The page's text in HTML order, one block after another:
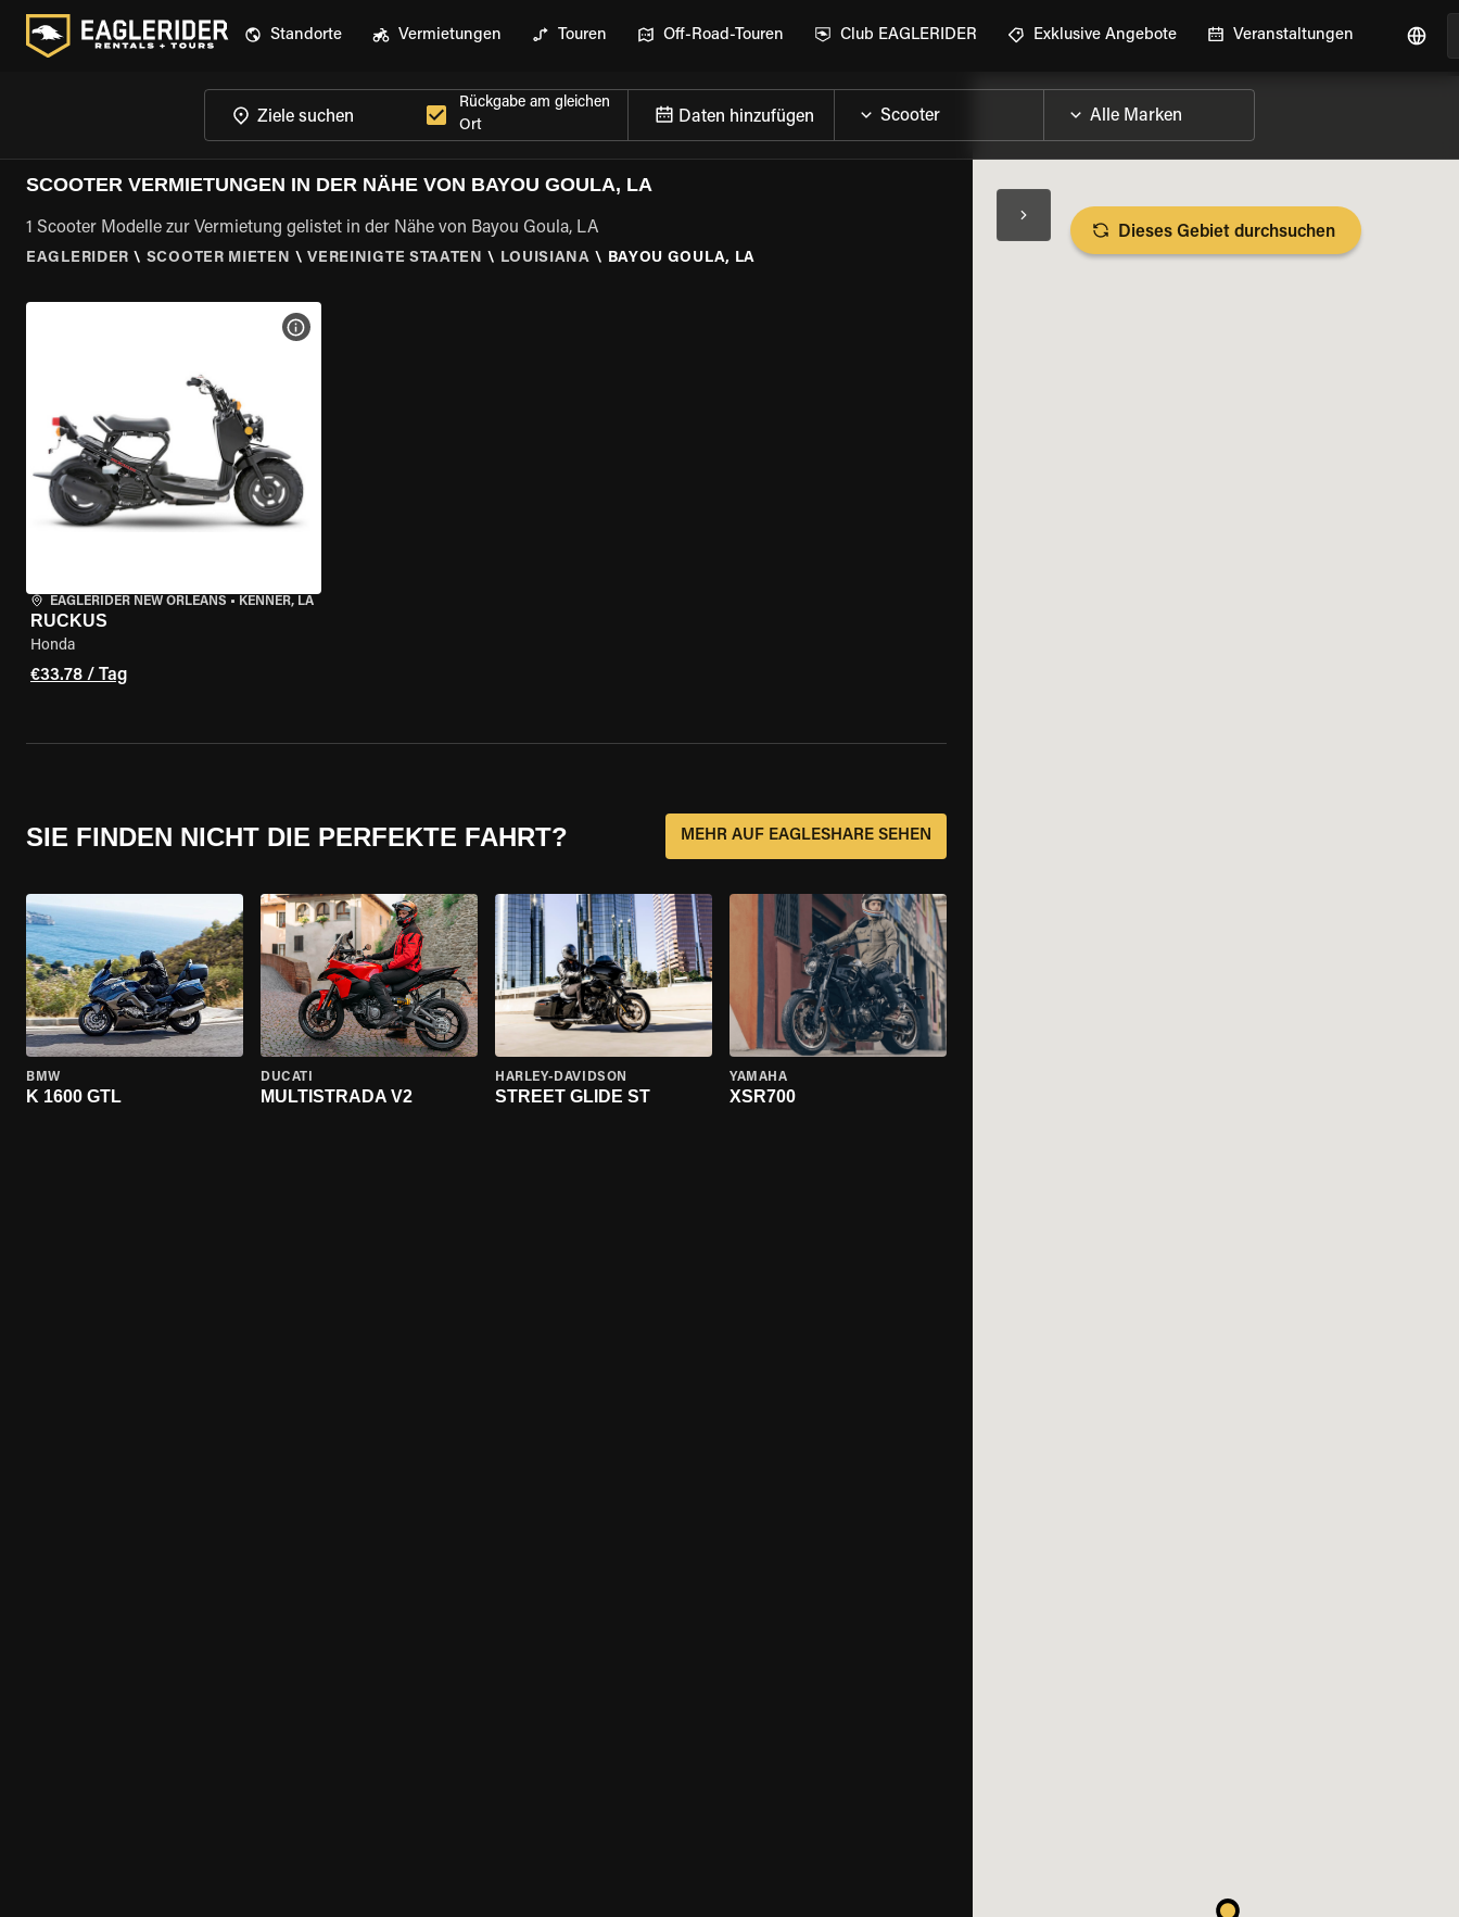
Standorte Vermietungen Touren Off-Road-Touren Club EAGLERIDER Exklusive Angebote Veranstaltungen
Rückgabe am gleichen
Ort
Daten hinzufügen
SCOOTER VERMIETUNGEN IN DER NÄHE VON BAYOU GOULA, LA
1 Scooter Modelle zur Vermietung gelistet in der Nähe von Bayou Goula, LA
EAGLERIDER \ SCOOTER MIETEN \ VEREINIGTE STAATEN \ LOUISIANA \ BAYOU GOULA, LA
EAGLERIDER NEW ORLEANS • KENNER, LA
RUCKUS
Honda
€33.78 / Tag
MOTORRAD-DETAILS ANZEIGEN
SIE FINDEN NICHT DIE PERFEKTE FAHRT? MEHR AUF EAGLESHARE SEHEN
BMW
K 1600 GTL
DUCATI
MULTISTRADA V2
HARLEY-DAVIDSON
STREET GLIDE ST
YAMAHA
XSR700
Dieses Gebiet durchsuchen